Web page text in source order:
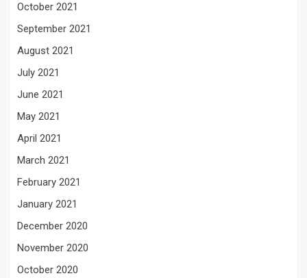
October 2021
September 2021
August 2021
July 2021
June 2021
May 2021
April 2021
March 2021
February 2021
January 2021
December 2020
November 2020
October 2020